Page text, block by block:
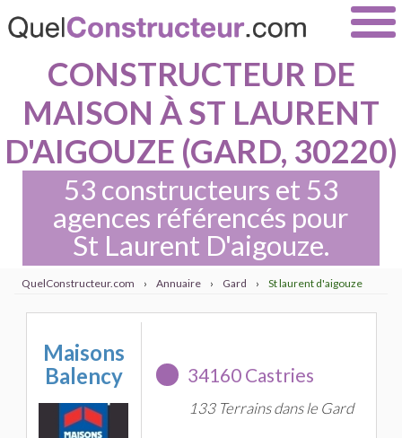
CONSTRUCTEUR DE
MAISON À ST LAURENT
D'AIGOUZE (GARD, 30220)
53 constructeurs et 53
agences référencés pour
St Laurent D'aigouze.
QuelConstructeur.com › Annuaire › Gard › St laurent d'aigouze
Maisons
Balency
34160 Castries
133 Terrains dans le Gard